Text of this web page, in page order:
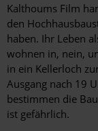
Kalthoums Film
den
haben. Ihr Leben
wohnen in, nein,
in ein Kellerloch
Ausgang nach 19
bestimmen die
ist gefährlich.